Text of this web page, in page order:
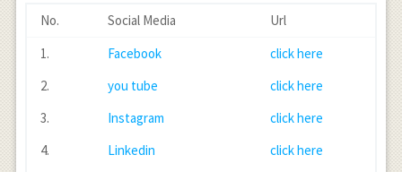
No. Social Media
Url
1.
Facebook
click here
2.
you tube
click here
3.
Instagram
click here
4.
Linkedin
click here